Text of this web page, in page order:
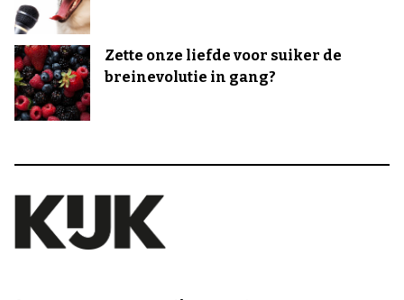
Zette onze liefde voor suiker de
breinevolutie in gang?